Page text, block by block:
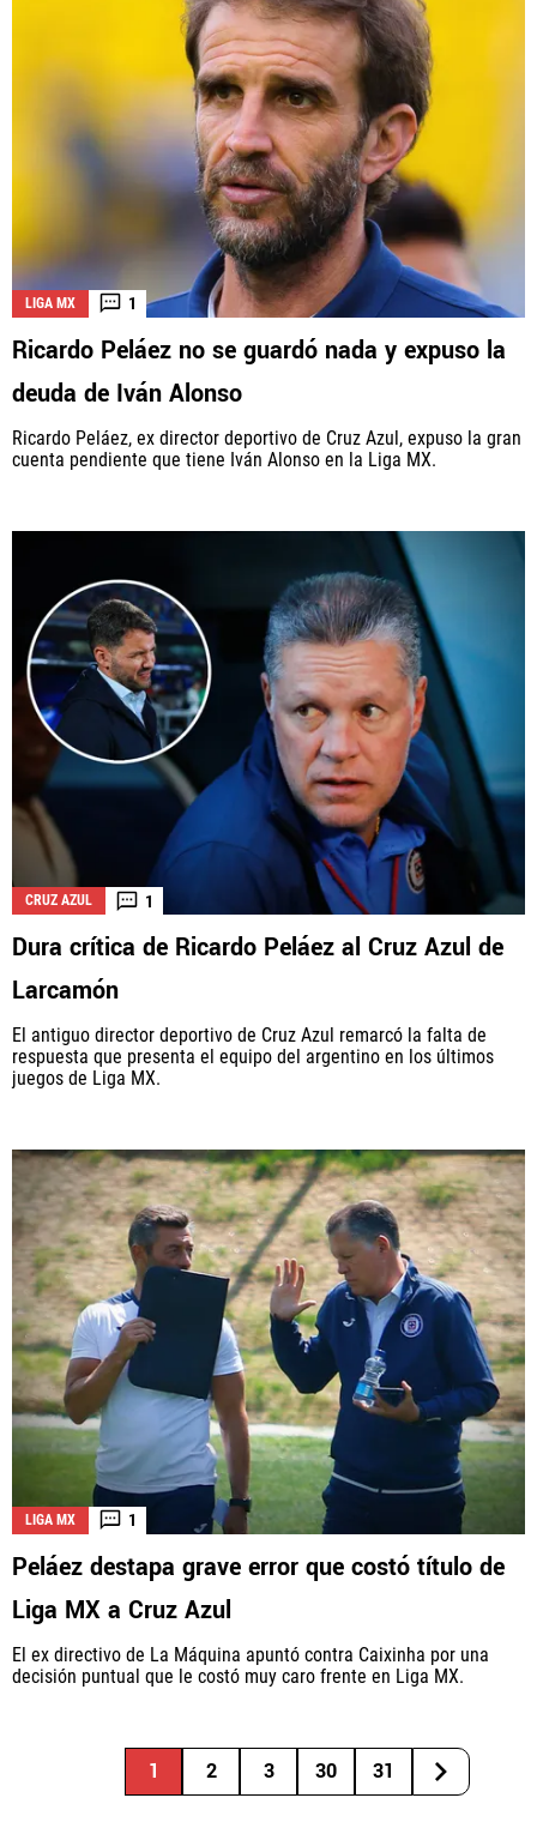
LIGA MX 1
Ricardo Peláez no se guardó nada y expuso la
deuda de Iván Alonso
Ricardo Peláez, ex director deportivo de Cruz Azul, expuso la gran
cuenta pendiente que tiene Iván Alonso en la Liga MX.
CRUZ AZUL 1
Dura crítica de Ricardo Peláez al Cruz Azul de
Larcamón
El antiguo director deportivo de Cruz Azul remarcó la falta de
respuesta que presenta el equipo del argentino en los últimos
juegos de Liga MX.
LIGA MX 1
Peláez destapa grave error que costó título de
Liga MX a Cruz Azul
El ex directivo de La Máquina apuntó contra Caixinha por una
decisión puntual que le costó muy caro frente en Liga MX.
1 2 3 30 31